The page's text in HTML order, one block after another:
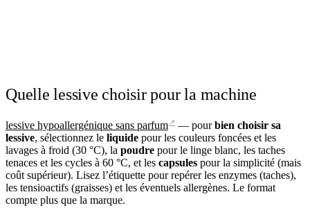
Quelle lessive choisir pour la machine
lessive hypoallergénique sans parfum ↗ — pourbien choisir sa
lessive, sélectionnez le liquide pour les couleurs foncées et les
lavages à froid (30 °C), la poudre pour le linge blanc, les taches
tenaces et les cycles à 60 °C, et les capsules pour la simplicité (mais
coût supérieur). Lisez l’étiquette pour repérer les enzymes (taches),
les tensioactifs (graisses) et les éventuels allergènes. Le format
compte plus que la marque.